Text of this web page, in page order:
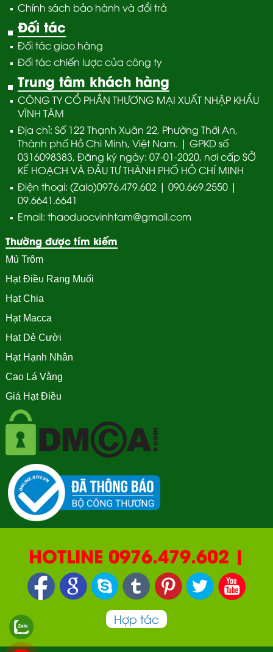
Chính sách bảo hành và đổi trả
Đối tác
Đối tác giao hàng
Đối tác chiến lược của công ty
Trung tâm khách hàng
CÔNG TY CỔ PHẦN THƯƠNG MẠI XUẤT NHẬP KHẨU
VĨNH TÂM
Địa chỉ: Số 122 Thạnh Xuân 22, Phường Thới An,
Thành phố Hồ Chi Minh, Việt Nam. | GPKD số
0316098383, Đăng ký ngày: 07-01-2020, nơi cấp SỞ
KẾ HOẠCH VÀ ĐẦU TƯ THÀNH PHỐ HỒ CHÍ MINH
Điện thoại: (Zalo)0976.479.602 | 090.669.2550 |
09.6641.6641
Email: thaoduocvinhtam@gmail.com
Thường được tím kiếm
Mủ Trôm
Hạt Điều Rang Muối
Hạt Chia
Hạt Macca
Hạt Dẻ Cười
Hạt Hạnh Nhân
Cao Lá Vằng
Giá Hạt Điều
HOTLINE 0976.479.602 |
090.669.2550 | 0987.877.193
Hợp tác